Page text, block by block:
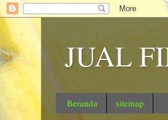
JUAL
Beranda sitemap